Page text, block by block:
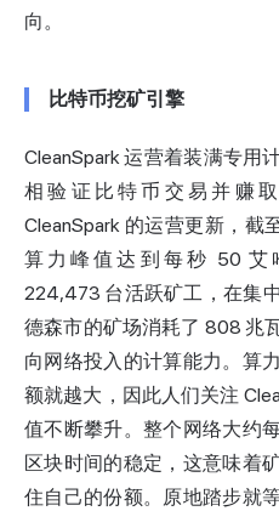
向。
比特币挖矿引擎
CleanSpark 运营着装满专用
相验证比特币交易并赚
CleanSpark 的运营更新 ，截
算力峰值达到每秒 50 艾
224,473 台活跃矿工，在集
德森市的矿场消耗了 808 兆
向网络投入的计算能力。算
额就越大，因此人们关注
值不断攀升。整个网络大约
区块时间的稳定，这意味着
住自己的份额。原地踏步就